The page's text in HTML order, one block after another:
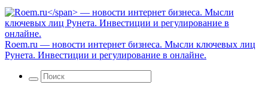
Roem.ru — новости интернет бизнеса. Мысли ключевых лиц
Рунета. Инвестиции и регулирование в онлайне.